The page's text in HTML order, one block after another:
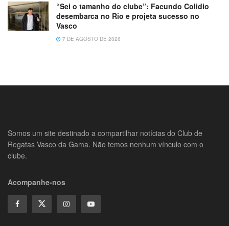
“Sei o tamanho do clube”: Facundo Colidio
desembarca no Rio e projeta sucesso no
Vasco
7 DE AGOSTO DE 2026
Somos um site destinado a compartilhar notícias do Club de
Regatas Vasco da Gama. Não temos nenhum vínculo com o
clube.
Acompanhe-nos